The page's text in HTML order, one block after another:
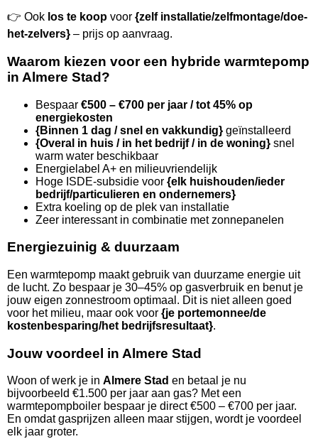
👉 Ook los te koop voor {zelf installatie/zelfmontage/doe-
het-zelvers} – prijs op aanvraag.
Waarom kiezen voor een hybride warmtepomp
in Almere Stad?
Bespaar €500 – €700 per jaar / tot 45% op
energiekosten
{Binnen 1 dag / snel en vakkundig} geïnstalleerd
{Overal in huis / in het bedrijf / in de woning} snel
warm water beschikbaar
Energielabel A+ en milieuvriendelijk
Hoge ISDE-subsidie voor {elk huishouden/ieder
bedrijf/particulieren en ondernemers}
Extra koeling op de plek van installatie
Zeer interessant in combinatie met zonnepanelen
Energiezuinig & duurzaam
Een warmtepomp maakt gebruik van duurzame energie uit
de lucht. Zo bespaar je 30–45% op gasverbruik en benut je
jouw eigen zonnestroom optimaal. Dit is niet alleen goed
voor het milieu, maar ook voor {je portemonnee/de
kostenbesparing/het bedrijfsresultaat}.
Jouw voordeel in Almere Stad
Woon of werk je in Almere Stad en betaal je nu
bijvoorbeeld €1.500 per jaar aan gas? Met een
warmtepompboiler bespaar je direct €500 – €700 per jaar.
En omdat gasprijzen alleen maar stijgen, wordt je voordeel
elk jaar groter.